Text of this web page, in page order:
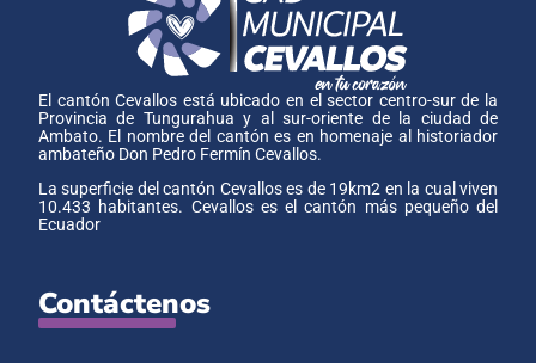
El cantón Cevallos está ubicado en el sector centro-sur de la
Provincia de Tungurahua y al sur-oriente de la ciudad de
Ambato. El nombre del cantón es en homenaje al historiador
ambateño Don Pedro Fermín Cevallos.
La superficie del cantón Cevallos es de 19km2 en la cual viven
10.433 habitantes. Cevallos es el cantón más pequeño del
Ecuador
Contáctenos